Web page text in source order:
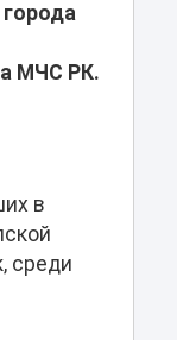
МЧС РК.
в
среди